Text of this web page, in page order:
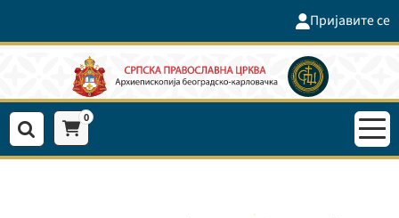
Пријавите се
0